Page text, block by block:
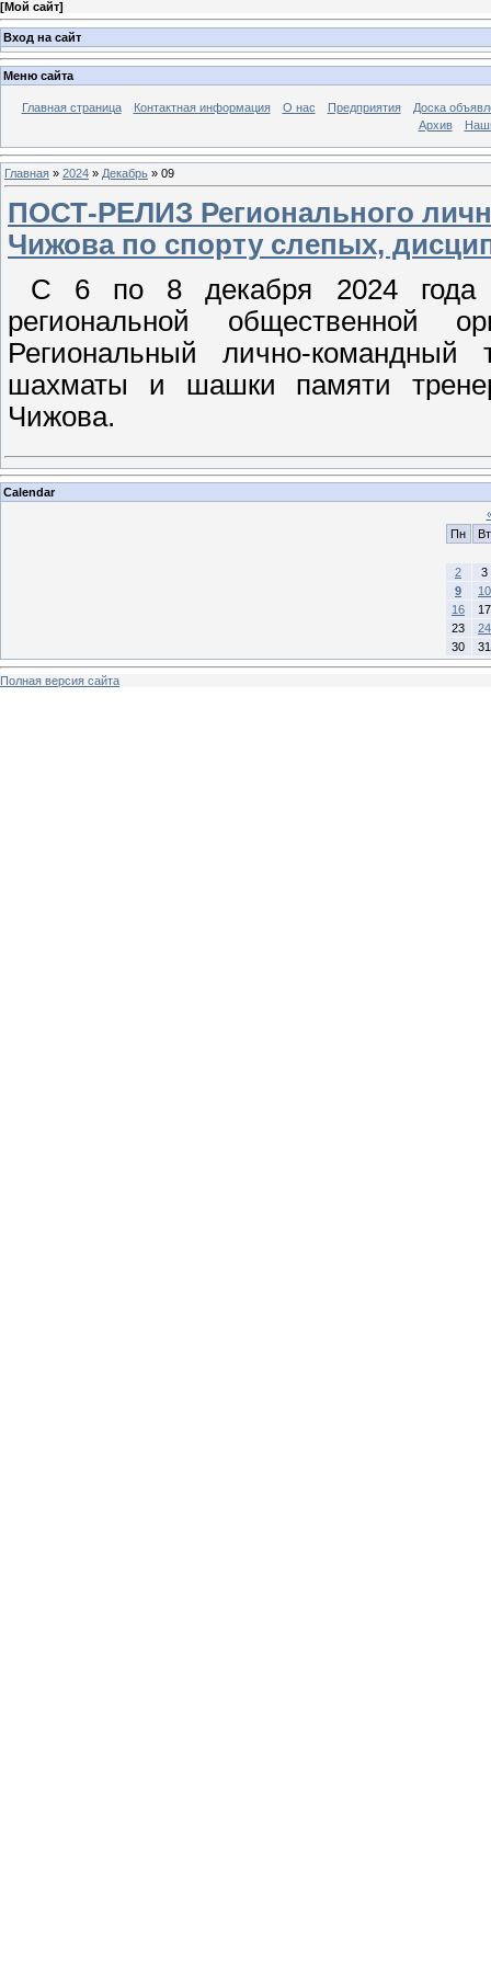
[Мой сайт]
Вход на сайт
Меню сайта
Главная страница Контактная информация О нас Предприятия
Доска
Архив
Главная » 2024 » Декабрь » 09
ПОСТ-РЕЛИЗ Регионального
Чижова по спорту слепых,
С 6 по 8 декабря 2024 года
региональной общественной
Региональный лично-
шахматы и шашки памяти
Чижова.
Calendar
Пн
Вт
2
3
9
10
16
17
23
24
30
31
Полная версия сайта